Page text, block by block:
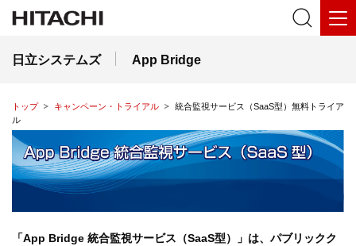
日立システムズ App Bridge
トップ キャンペーン・トライアル
統合監視サービス（SaaS型）無料トライア
ル
「App Bridge 統合監視サービス（SaaS型）」は、パブリックク